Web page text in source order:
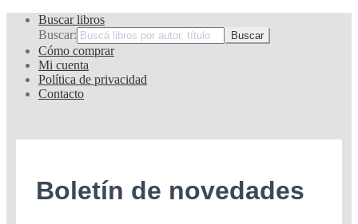
Buscar libros
Buscar:
Cómo comprar
Mi cuenta
Política de privacidad
Contacto
Boletín de novedades